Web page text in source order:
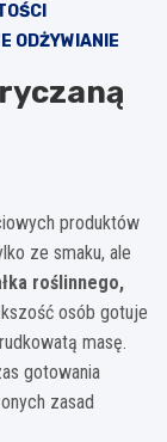
ODŻYWIANIE
produktów
ze smaku, ale
roślinnego,
osób gotuje
masę.
gotowania
zasad